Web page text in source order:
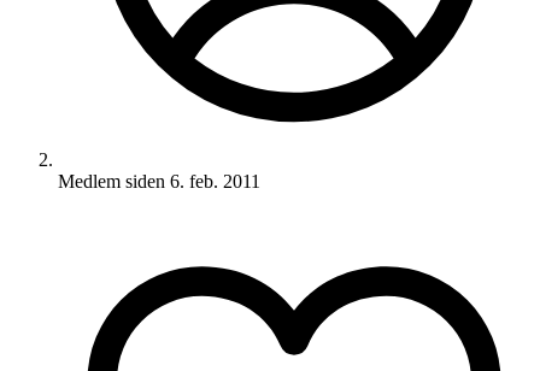
Medlem siden 6. feb. 2011